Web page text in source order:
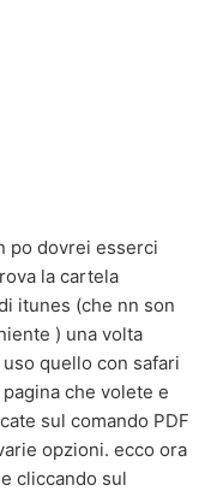
po dovrei esserci
la cartela
itunes (che nn son
) una volta
quello con safari
che volete e
sul comando PDF
opzioni. ecco ora
cliccando sul